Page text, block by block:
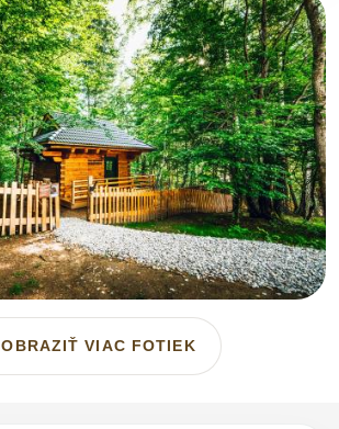
VIAC FOTIEK